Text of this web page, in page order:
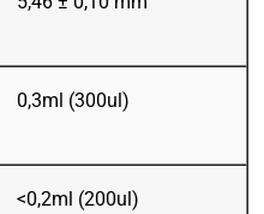
0,3ml (300ul)
<0,2ml (200ul)